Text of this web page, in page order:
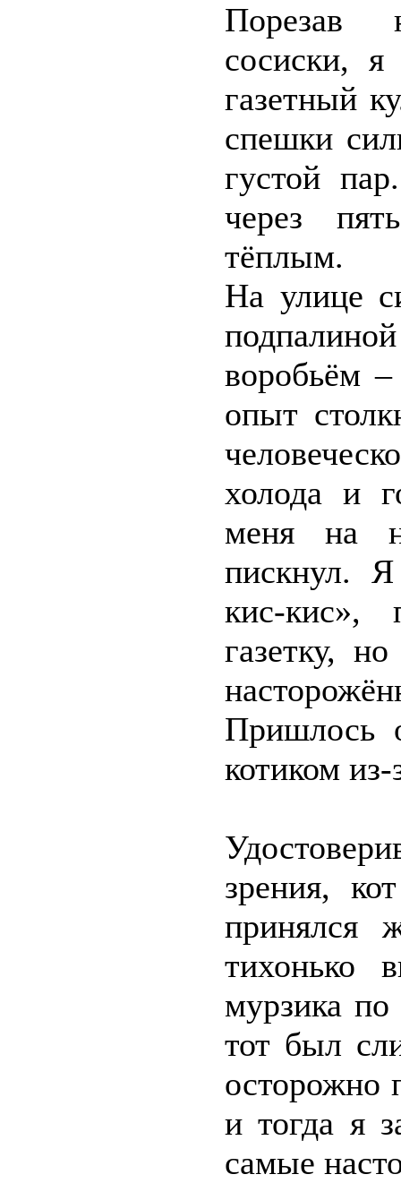
Порезав
сосиски,
газетный
спешки
густой
через
тёплым.
На улице
воробьём
опыт
холода и
меня на
пискнул.
кис-кис»,
газетку,
Пришлось
котиком из-
зрения,
принялся
тихонько
мурзика по
тот был
осторожно
и тогда я
самые